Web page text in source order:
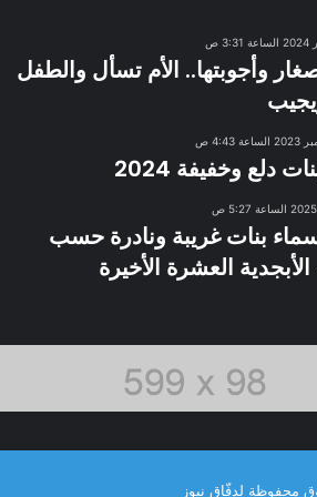
وأجوبتها.. الأم تسأل والطفل
دلع وخفيفة 2024
بنات غريبة ونادرة حسب
العشرة الأخيرة
محفوظة لدفّاق نيوز